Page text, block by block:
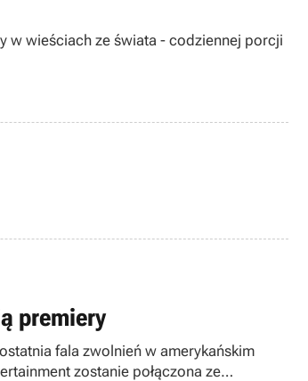
w wieściach ze świata - codziennej porcji
premiery
fala zwolnień w amerykańskim
zostanie połączona ze